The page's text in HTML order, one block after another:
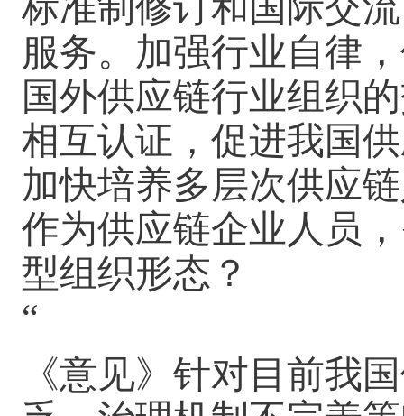
服务。加强行业自律
国外供应链行业组织
相互认证，促进我国
加快培养多层次供应
作为供应链企业人员
型组织形态？
“
《意见》针对目前我